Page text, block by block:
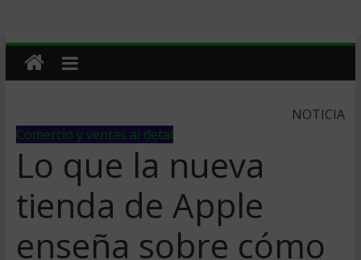
NOTICIA
Comercio y ventas al detal
Lo que la nueva
tienda de Apple
enseña sobre cómo